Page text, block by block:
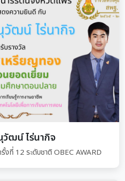
วัฒน์ ไร่นากิจ
ที่ 12 ระดับชาติ OBEC AWARD